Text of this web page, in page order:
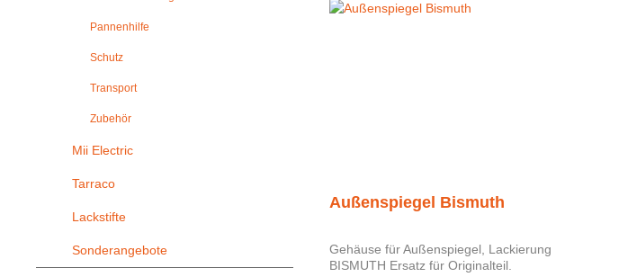
Pannenhilfe
Schutz
Transport
Zubehör
Mii Electric
Tarraco
Lackstifte
Sonderangebote
Außenspiegel Bismuth
Gehäuse für Außenspiegel, Lackierung
BISMUTH Ersatz für Originalteil.